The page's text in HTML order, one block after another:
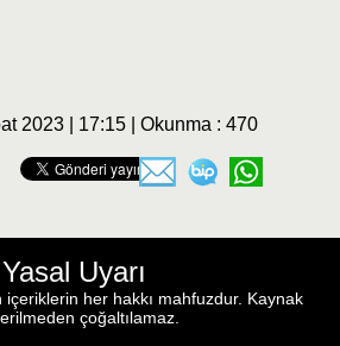
2023 | 17:15 | Okunma : 470
Yasal Uyarı
içeriklerin her hakkı mahfuzdur. Kaynak
çoğaltılamaz.